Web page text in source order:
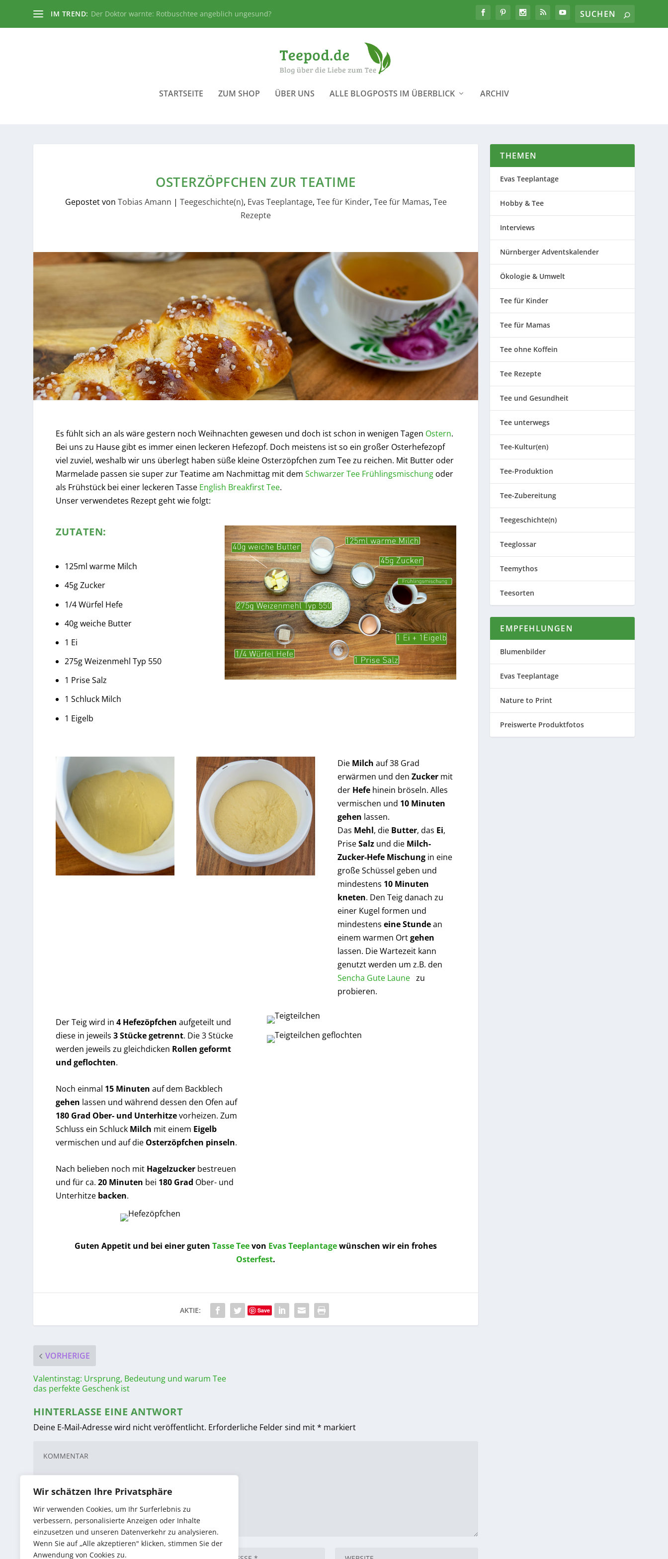
Wir schätzen Ihre Privatsphäre
Wir verwenden Cookies, um Ihr Surferlebnis zu
verbessern, personalisierte Anzeigen oder Inhalte
einzusetzen und unseren Datenverkehr zu analysieren.
Wenn Sie auf „Alle akzeptieren" klicken, stimmen Sie der
Anwendung von Cookies zu.
IM TREND: Der Doktor warnte: Rotbuschtee angeblich ungesund?
STARTSEITE ZUM SHOP ÜBER UNS ALLE BLOGPOSTS IM ÜBERBLICK ARCHIV
OSTERZÖPFCHEN ZUR TEATIME
Gepostet von Tobias Amann | Teegeschichte(n), Evas Teeplantage, Tee für Kinder, Tee für Mamas, Tee
Rezepte
Es fühlt sich an als wäre gestern noch Weihnachten gewesen und doch ist schon in wenigen Tagen Ostern.
Bei uns zu Hause gibt es immer einen leckeren Hefezopf. Doch meistens ist so ein großer Osterhefezopf
viel zuviel, weshalb wir uns überlegt haben süße kleine Osterzöpfchen zum Tee zu reichen. Mit Butter oder
Marmelade passen sie super zur Teatime am Nachmittag mit dem Schwarzer Tee Frühlingsmischungoder
als Frühstück bei einer leckeren Tasse English Breakfirst Tee.
Unser verwendetes Rezept geht wie folgt:
ZUTATEN:
125ml warme Milch
45g Zucker
1/4 Würfel Hefe
40g weiche Butter
1 Ei
275g Weizenmehl Typ 550
1 Prise Salz
1 Schluck Milch
1 Eigelb
Die Milch auf 38 Grad
erwärmen und den Zuckermit
der Hefehinein bröseln. Alles
vermischen und 10 Minuten
gehen lassen.
Das Mehl, die Butter, das Ei,
PriseSalzund die Milch-
Zucker-Hefe Mischungin eine
große Schüssel geben und
mindestens 10 Minuten
kneten. Den Teig danach zu
einer Kugel formen und
mindestens eine Stundean
einem warmen Ortgehen
lassen. Die Wartezeit kann
genutzt werden um z.B. den
Sencha Gute Laune zu
probieren.
Der Teig wird in 4 Hefezöpfchen aufgeteilt und
diese in jeweils 3 Stücke getrennt. Die 3 Stücke
werden jeweils zu gleichdicken Rollen geformt
und geflochten.
Noch einmal 15 Minuten auf dem Backblech
gehen lassen und während dessen den Ofen auf
180 Grad Ober- und Unterhitzevorheizen. Zum
Schluss ein Schluck Milch mit einem Eigelb
vermischen und auf die Osterzöpfchen pinseln.
Nach belieben noch mit Hagelzuckerbestreuen
und für ca. 20 Minuten bei 180 Grad Ober- und
Unterhitze backen.
Guten Appetit und bei einer gutenTasse Teevon Evas Teeplantagewünschen wir ein frohes
Osterfest.
AKTIE: Save
VORHERIGE
Valentinstag: Ursprung, Bedeutung und warum Tee
das perfekte Geschenk ist
HINTERLASSE EINE ANTWORT
Deine E-Mail-Adresse wird nicht veröffentlicht. Erforderliche Felder sind mit* markiert
THEMEN
Evas Teeplantage
Hobby & Tee
Interviews
Nürnberger Adventskalender
Ökologie & Umwelt
Tee für Kinder
Tee für Mamas
Tee ohne Koffein
Tee Rezepte
Tee und Gesundheit
Tee unterwegs
Tee-Kultur(en)
Tee-Produktion
Tee-Zubereitung
Teegeschichte(n)
Teeglossar
Teemythos
Teesorten
EMPFEHLUNGEN
Blumenbilder
Evas Teeplantage
Nature to Print
Preiswerte Produktfotos